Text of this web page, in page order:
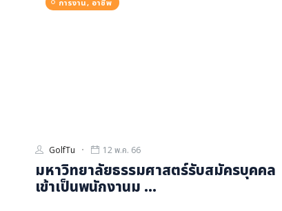
การงาน, อาชีพ
GolfTu 12 พ.ค. 66
มหาวิทยาลัยธรรมศาสตร์รับสมัครบุคคล
เข้าเป็นพนักงานม ...